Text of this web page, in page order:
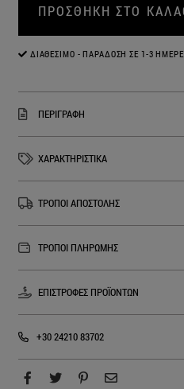
ΠΡΟΣΘΗΚΗ ΣΤΟ
ΔΙΑΘΈΣΙΜΟ - ΠΑΡΆΔΟΣΗ ΣΕ 1-3
ΠΕΡΙΓΡΑΦΗ
ΧΑΡΑΚΤΗΡΙΣΤΙΚΑ
ΤΡΟΠΟΙ ΑΠΟΣΤΟΛΗΣ
ΤΡΟΠΟΙ ΠΛΗΡΩΜΗΣ
ΕΠΙΣΤΡΟΦΕΣ ΠΡΟΪΟΝΤΩΝ
+30 24210 83702